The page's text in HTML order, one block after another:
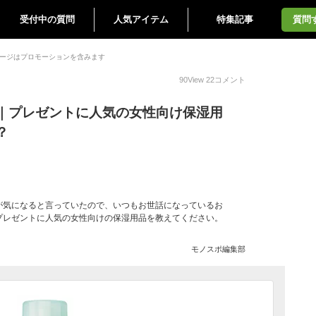
受付中の質問 人気アイテム 特集記事 質問
ジはプロモーションを含みます
90View 22コメント
プレゼントに人気の女性向け保湿用
になると言っていたので、いつもお世話になっているお
ゼントに人気の女性向けの保湿用品を教えてください。
モノスポ編集部